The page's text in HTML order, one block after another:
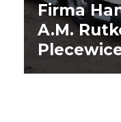
Firma
A.M.